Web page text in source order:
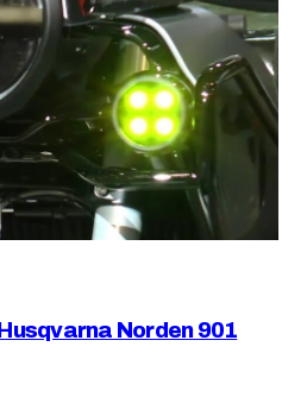
Norden 901